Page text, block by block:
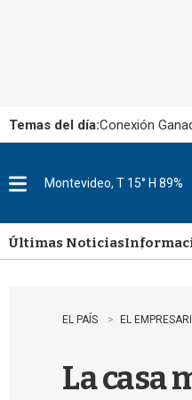
Temas del día:Conexión
u
Montevideo, T 15° H 89%
Últimas Noticias
EL PAÍS EL
La casa